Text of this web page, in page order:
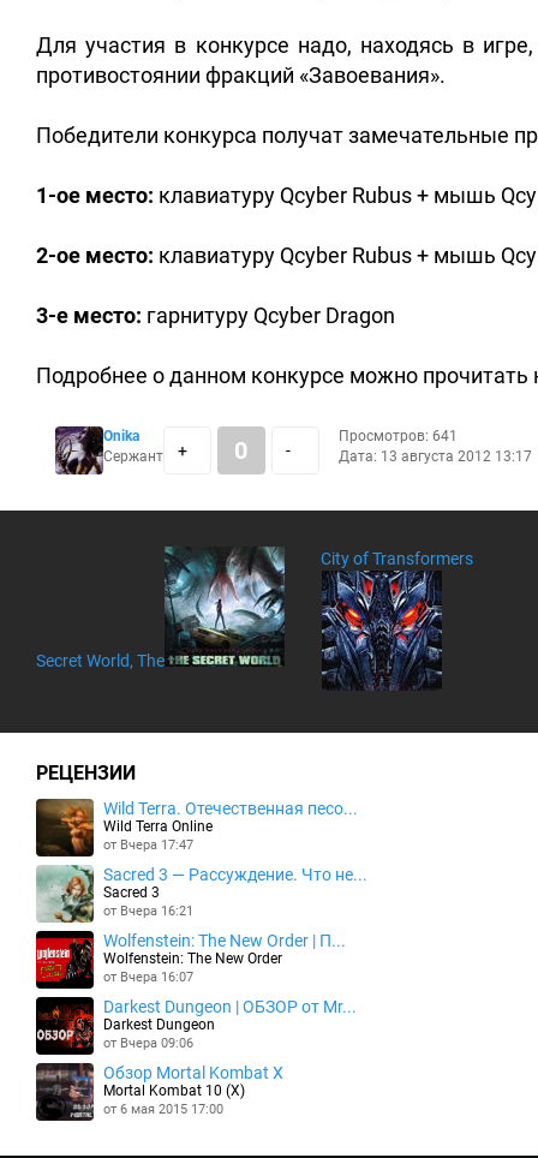
Для участия в конкурсе надо, находясь в
противостоянии фракций «Завоевания».
Победители конкурса получат замечательные
1-ое место: клавиатуру Qcyber Rubus + мышь
2-ое место: клавиатуру Qcyber Rubus + мышь
3-е место: гарнитуру Qcyber Dragon
Подробнее о данном конкурсе можно прочитать
Onika
Сержант
+ 0 -
Просмотров: 641
Дата: 13 августа 2012 13:17
Secret World, The
City of Transformers
РЕЦЕНЗИИ
Wild Terra. Отечественная песо...
Wild Terra Online
от Вчера 17:47
Sacred 3 — Рассуждение. Что не...
Sacred 3
от Вчера 16:21
Wolfenstein: The New Order | П...
Wolfenstein: The New Order
от Вчера 16:07
Darkest Dungeon | ОБЗОР от Mr...
Darkest Dungeon
от Вчера 09:06
Обзор Mortal Kombat X
Mortal Kombat 10 (X)
от 6 мая 2015 17:00